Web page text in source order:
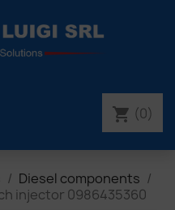
shopping_cart (0)
Diesel components
injector 0986435360